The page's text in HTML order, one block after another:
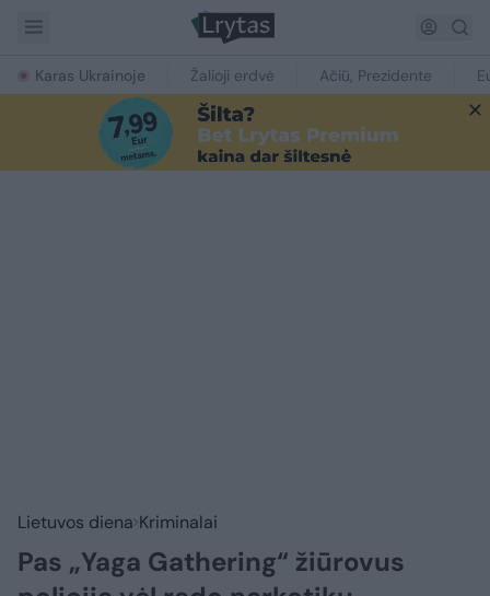
Karas Ukrainoje Žalioji erdvė Ačiū, Prezidente
Lietuvos diena Kriminalai
Pas „Yaga Gathering“ žiūrovus